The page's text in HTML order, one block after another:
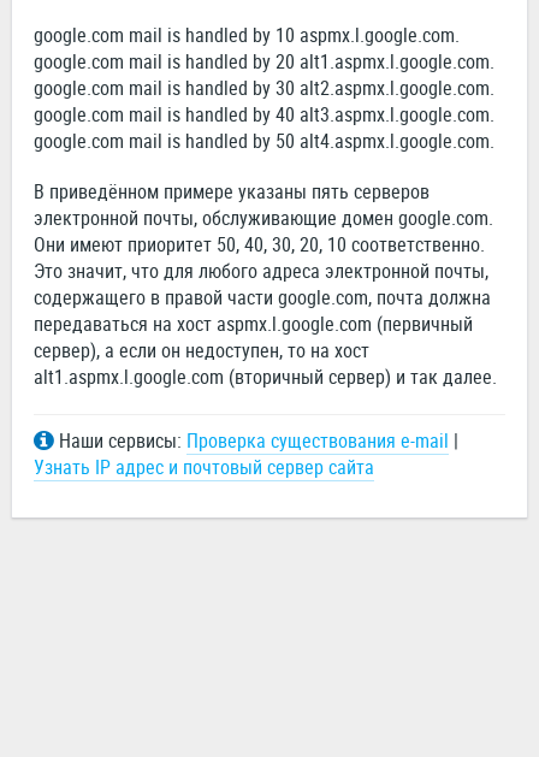
google.com mail is handled by 10 aspmx.l.google.com.
google.com mail is handled by 20 alt1.aspmx.l.google.com.
google.com mail is handled by 30 alt2.aspmx.l.google.com.
google.com mail is handled by 40 alt3.aspmx.l.google.com.
google.com mail is handled by 50 alt4.aspmx.l.google.com.
В приведённом примере указаны пять серверов
электронной почты, обслуживающие домен google.com.
Они имеют приоритет 50, 40, 30, 20, 10 соответственно.
Это значит, что для любого адреса электронной почты,
содержащего в правой части google.com, почта должна
передаваться на хост aspmx.l.google.com (первичный
сервер), а если он недоступен, то на хост
alt1.aspmx.l.google.com (вторичный сервер) и так далее.
Наши сервисы: Проверка существования e-mail |
Узнать IP адрес и почтовый сервер сайта